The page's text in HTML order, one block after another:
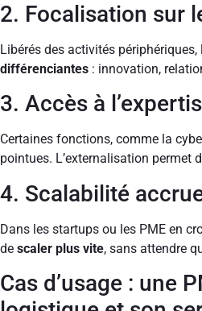
2. Focalisation sur
Libérés des activités
différenciantes : innovation,
3. Accès à
Certaines fonctions, comme la
pointues. L’externalisation permet
4. Scalabilité
Dans les startups ou les PME en
de scaler plus vite, sans attendre
Cas d’usage : une